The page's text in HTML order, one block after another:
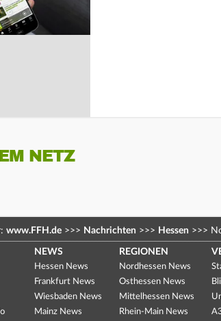
NETZ
www.FFH.de >>> Nachrichten >>> Hessen >>>
NEWS
Hessen News
Frankfurt News
Wiesbaden News
Mainz News
REGIONEN
Nordhessen News
Osthessen News
Mittelhessen News
Rhein-Main News